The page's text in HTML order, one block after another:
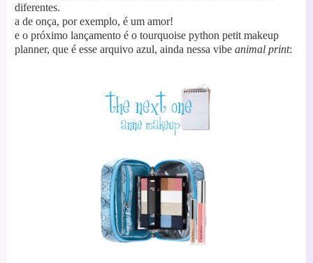
diferentes.
a de onça, por exemplo, é um amor!
e o próximo lançamento é o tourquoise python petit makeup
planner, que é esse arquivo azul, ainda nessa vibe animal print: